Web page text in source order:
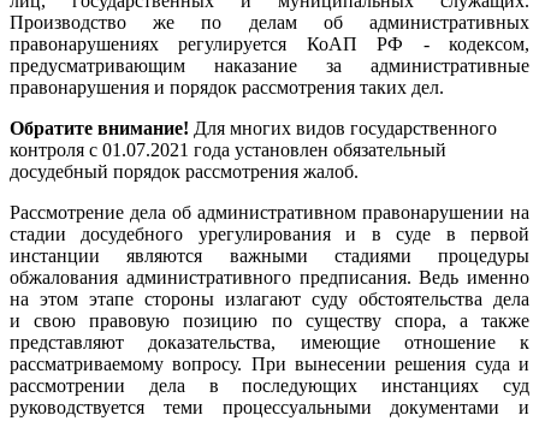
Производство же по делам об административных
правонарушениях регулируется КоАП РФ - кодексом,
предусматривающим наказание за административные
правонарушения и порядок рассмотрения таких дел.
Обратите внимание! Для многих видов государственного
контроля с 01.07.2021 года установлен обязательный
досудебный порядок рассмотрения жалоб.
Рассмотрение дела об административном правонарушении на
стадии досудебного урегулирования и в суде в первой
инстанции являются важными стадиями процедуры
обжалования административного предписания. Ведь именно
на этом этапе стороны излагают суду обстоятельства дела
и свою правовую позицию по существу спора, а также
представляют доказательства, имеющие отношение к
рассматриваемому вопросу. При вынесении решения суда и
рассмотрении дела в последующих инстанциях суд
руководствуется теми процессуальными документами и